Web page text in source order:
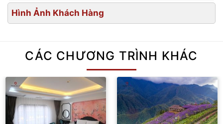
Hình Ảnh Khách Hàng
CÁC CHƯƠNG TRÌNH KHÁC